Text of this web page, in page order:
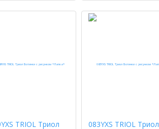
TRIOL Триол 083YXS TRIOL Триол